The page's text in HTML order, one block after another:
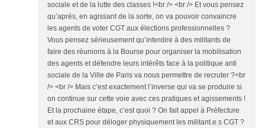
sociale et de la lutte des classes !<br /> <br /> Et vous pensez
qu’après, en agissant de la sorte, on va pouvoir convaincre
les agents de voter CGT aux élections professionnelles ?
Vous pensez sérieusement qu’interdire à des militants de
faire des réunions à la Bourse pour organiser la mobilisation
des agents et défendre leurs intérêts face à la politique anti
sociale de la Ville de Paris va nous permettre de recruter ?<br
/> <br /> Mais c’est exactement l’inverse qui va se produire si
on continue sur cette voie avec ces pratiques et agissements !
Et la prochaine étape, c’est quoi ? On fait appel à Préfecture
et aux CRS pour déloger physiquement les militant.e.s CGT ?